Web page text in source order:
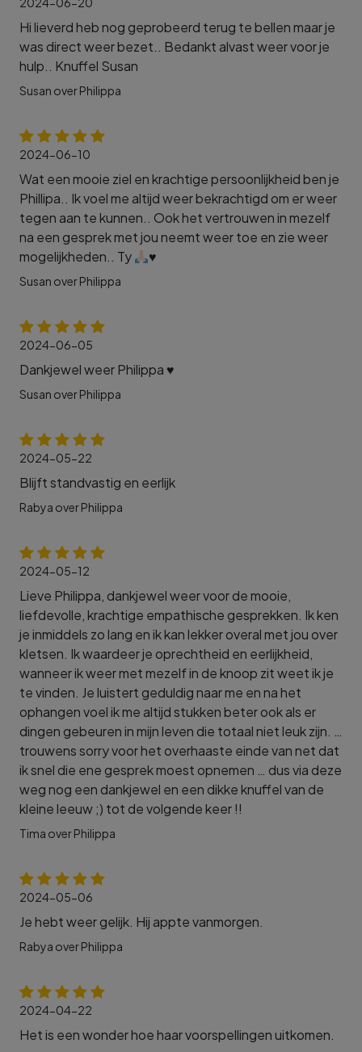
Hi lieverd heb nog geprobeerd terug te bellen maar je
was direct weer bezet.. Bedankt alvast weer voor je
hulp.. Knuffel Susan
Susan over Philippa
2024-06-10
Wat een mooie ziel en krachtige persoonlijkheid ben je
Phillipa.. Ik voel me altijd weer bekrachtigd om er weer
tegen aan te kunnen.. Ook het vertrouwen in mezelf
na een gesprek met jou neemt weer toe en zie weer
mogelijkheden.. Ty
♥️
Susan over Philippa
2024-06-05
Dankjewel weer Philippa ♥️
Susan over Philippa
2024-05-22
Blijft standvastig en eerlijk
Rabya over Philippa
2024-05-12
Lieve Philippa, dankjewel weer voor de mooie,
liefdevolle, krachtige empathische gesprekken. Ik ken
je inmiddels zo lang en ik kan lekker overal met jou over
kletsen. Ik waardeer je oprechtheid en eerlijkheid,
wanneer ik weer met mezelf in de knoop zit weet ik je
te vinden. Je luistert geduldig naar me en na het
ophangen voel ik me altijd stukken beter ook als er
dingen gebeuren in mijn leven die totaal niet leuk zijn. …
trouwens sorry voor het overhaaste einde van net dat
ik snel die ene gesprek moest opnemen … dus via deze
weg nog een dankjewel en een dikke knuffel van de
kleine leeuw ;) tot de volgende keer !!
Tima over Philippa
2024-05-06
Je hebt weer gelijk. Hij appte vanmorgen.
Rabya over Philippa
2024-04-22
Het is een wonder hoe haar voorspellingen uitkomen.